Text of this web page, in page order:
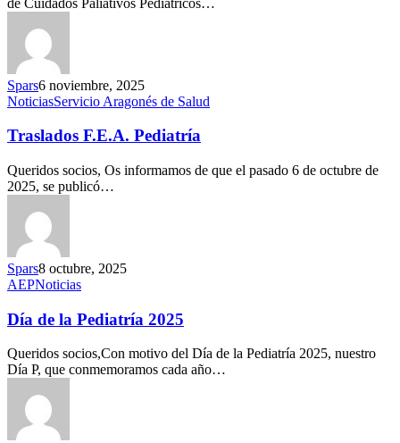
Spars6 noviembre, 2025
NoticiasServicio Aragonés de Salud
Traslados F.E.A. Pediatría
Queridos socios, Os informamos de que el pasado 6 de octubre de
2025, se publicó…
Spars8 octubre, 2025
AEPNoticias
Día de la Pediatría 2025
Queridos socios,Con motivo del Día de la Pediatría 2025, nuestro
Día P, que conmemoramos cada año…